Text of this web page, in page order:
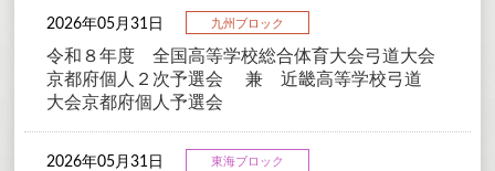
2026年05月31日 九州ブロック
令和８年度 全国高等学校総合体育大会弓道大会
京都府個人２次予選会 兼 近畿高等学校弓道
大会京都府個人予選会
2026年05月31日 東海ブロック